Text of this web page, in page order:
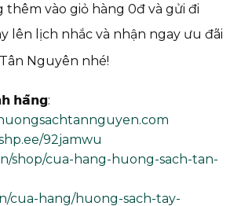
thêm vào giỏ hàng 0đ và gửi đi
lên lịch nhắc và nhận ngay ưu đãi
Nguyên nhé!
𝗵𝗮̃𝗻𝗴:
92jamwu
shop/cua-hang-huong-sach-tan-
cua-hang/huong-sach-tay-